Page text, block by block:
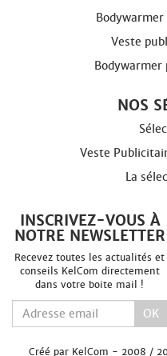
Veste
Bodywarmer
NOS
Veste
La
INSCRIVEZ-VOUS À
NOTRE NEWSLETTER
Recevez toutes les actualités et
conseils KelCom directement
dans votre boite mail !
OK
Créé par KelCom - 2008 /